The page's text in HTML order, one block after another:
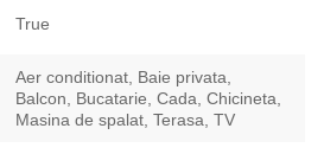
True
Aer conditionat, Baie privata,
Balcon, Bucatarie, Cada, Chicineta,
Masina de spalat, Terasa, TV